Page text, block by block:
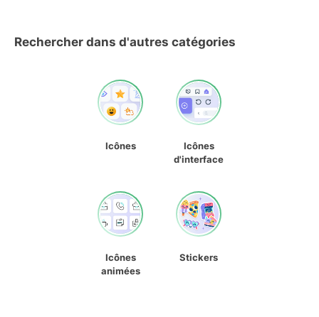
Rechercher dans d'autres catégories
Icônes
Icônes
d'interface
Icônes
animées
Stickers